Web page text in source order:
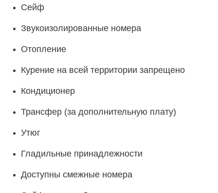
Сейф
Звукоизолированные номера
Отопление
Курение на всей территории запрещено
Кондиционер
Трансфер (за дополнительную плату)
Утюг
Гладильные принадлежности
Доступны смежные номера